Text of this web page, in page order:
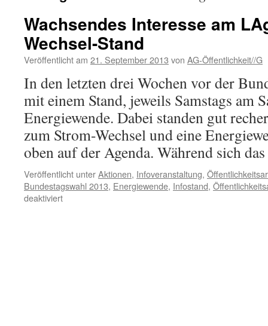
Wachsendes Interesse am
Wechsel-Stand
Veröffentlicht am 21. September 2013 von AG-Öffentlichkeit//G
In den letzten drei Wochen vor der
mit einem Stand, jeweils Samstags am
Energiewende. Dabei standen gut
zum Strom-Wechsel und eine
oben auf der Agenda. Während sich
Veröffentlicht unterAktionen, Infoveranstaltung,
Bundestagswahl 2013, Energiewende, Infostand,
deaktiviertfür